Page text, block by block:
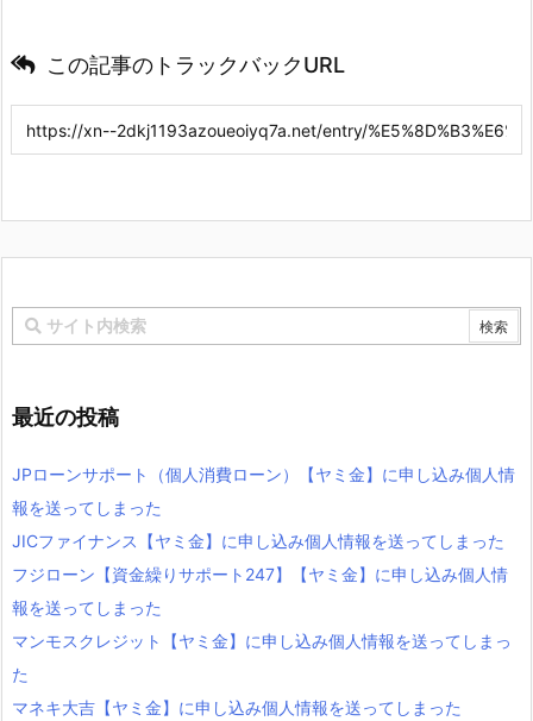
この記事のトラックバックURL
最近の投稿
JPローンサポート（個人消費ローン）【ヤミ金】に申し込み個人情
報を送ってしまった
JICファイナンス【ヤミ金】に申し込み個人情報を送ってしまった
フジローン【資金繰りサポート247】【ヤミ金】に申し込み個人情
報を送ってしまった
マンモスクレジット【ヤミ金】に申し込み個人情報を送ってしまっ
た
マネキ大吉【ヤミ金】に申し込み個人情報を送ってしまった